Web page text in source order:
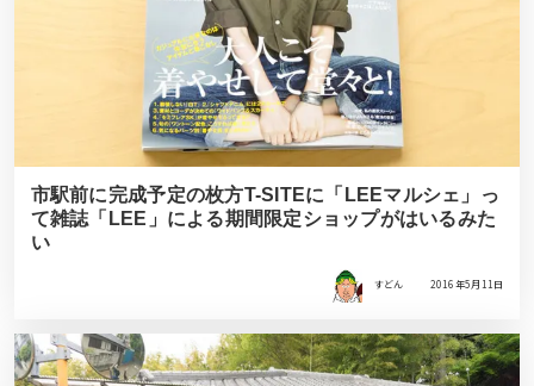
市駅前に完成予定の枚方T-SITEに「LEEマルシェ」っ
て雑誌「LEE」による期間限定ショップがはいるみた
い
すどん 2016年5月11日